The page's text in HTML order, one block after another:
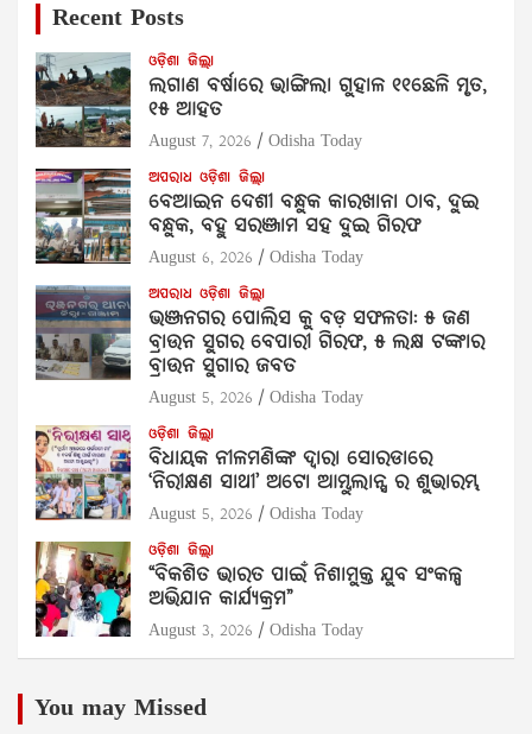
Recent Posts
ଓଡ଼ିଶା ଜିଲ୍ଲା
ଲଗାଣ ବର୍ଷାରେ ଭାଙ୍ଗିଲା ଗୁହାଳ ୧୧ଛେଳି ମୃତ,
୧୫ ଆହତ
August 7, 2026 Odisha Today
ଅପରାଧ ଓଡ଼ିଶା ଜିଲ୍ଲା
ବେଆଇନ ଦେଶୀ ବନ୍ଧୁକ କାରଖାନା ଠାବ, ଦୁଇ
ବନ୍ଧୁକ, ବହୁ ସରଞ୍ଜାମ ସହ ଦୁଇ ଗିରଫ
August 6, 2026 Odisha Today
ଅପରାଧ ଓଡ଼ିଶା ଜିଲ୍ଲା
ଭଞ୍ଜନଗର ପୋଲିସ କୁ ବଡ଼ ସଫଳତା: ୫ ଜଣ
ବ୍ରାଉନ ସୁଗର ବେପାରୀ ଗିରଫ, ୫ ଲକ୍ଷ ଟଙ୍କାର
ବ୍ରାଉନ ସୁଗାର ଜବତ
August 5, 2026 Odisha Today
ଓଡ଼ିଶା ଜିଲ୍ଲା
ବିଧାୟକ ନୀଳମଣିଙ୍କ ଦ୍ବାରା ସୋରଡାରେ
‘ନିରୀକ୍ଷଣ ସାଥୀ’ ଅଟୋ ଆମ୍ବୁଲାନ୍ସ ର ଶୁଭାରମ୍ଭ
August 5, 2026 Odisha Today
ଓଡ଼ିଶା ଜିଲ୍ଲା
“ବିକଶିତ ଭାରତ ପାଇଁ ନିଶାମୁକ୍ତ ଯୁବ ସଂକଳ୍ପ
ଅଭିଯାନ କାର୍ଯ୍ୟକ୍ରମ”
August 3, 2026 Odisha Today
You may Missed